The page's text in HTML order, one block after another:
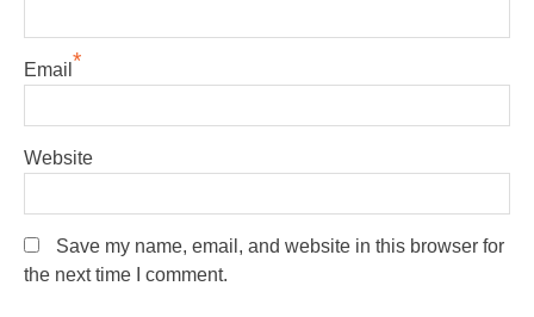
Email *
Website
Save my name, email, and website in this browser for
the next time I comment.